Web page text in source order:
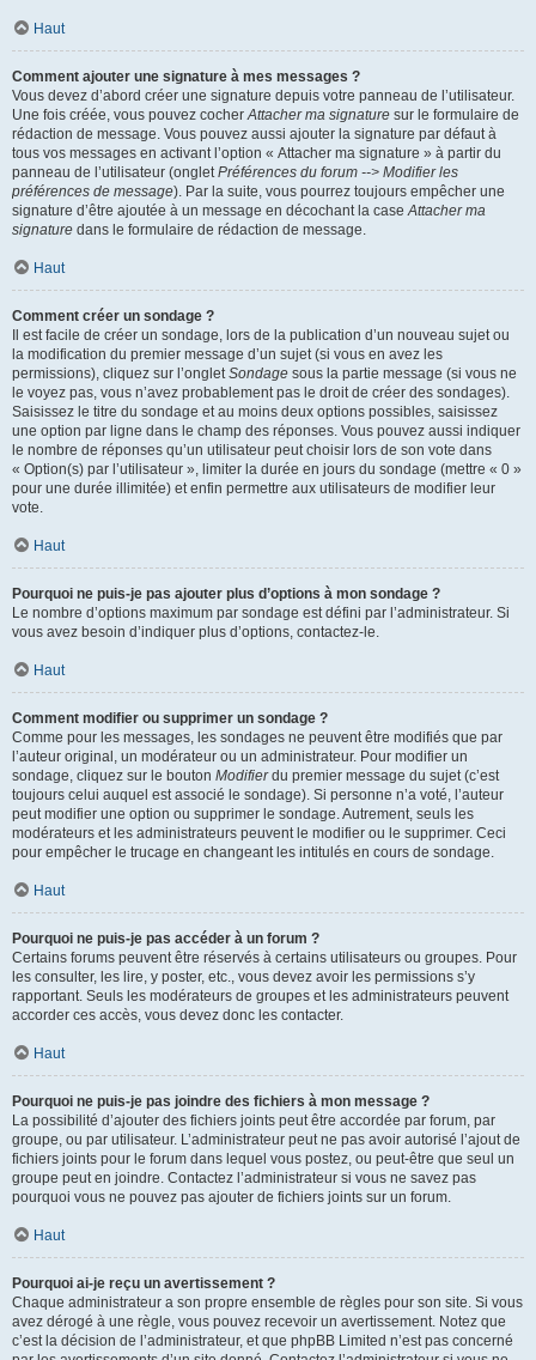
Haut
Comment ajouter une signature à mes messages ?
Vous devez d’abord créer une signature depuis votre panneau de l’utilisateur.
Une fois créée, vous pouvez cocherAttacher ma signature sur le formulaire de
rédaction de message. Vous pouvez aussi ajouter la signature par défaut à
tous vos messages en activant l’option « Attacher ma signature » à partir du
panneau de l’utilisateur (ongletPréférences du forum --> Modifier les
préférences de message). Par la suite, vous pourrez toujours empêcher une
signature d’être ajoutée à un message en décochant la caseAttacher ma
signature dans le formulaire de rédaction de message.
Haut
Comment créer un sondage ?
Il est facile de créer un sondage, lors de la publication d’un nouveau sujet ou
la modification du premier message d’un sujet (si vous en avez les
permissions), cliquez sur l’ongletSondage sous la partie message (si vous ne
le voyez pas, vous n’avez probablement pas le droit de créer des sondages).
Saisissez le titre du sondage et au moins deux options possibles, saisissez
une option par ligne dans le champ des réponses. Vous pouvez aussi indiquer
le nombre de réponses qu’un utilisateur peut choisir lors de son vote dans
« Option(s) par l’utilisateur », limiter la durée en jours du sondage (mettre « 0 »
pour une durée illimitée) et enfin permettre aux utilisateurs de modifier leur
vote.
Haut
Pourquoi ne puis-je pas ajouter plus d’options à mon sondage ?
Le nombre d’options maximum par sondage est défini par l’administrateur. Si
vous avez besoin d’indiquer plus d’options, contactez-le.
Haut
Comment modifier ou supprimer un sondage ?
Comme pour les messages, les sondages ne peuvent être modifiés que par
l’auteur original, un modérateur ou un administrateur. Pour modifier un
sondage, cliquez sur le bouton Modifierdu premier message du sujet (c’est
toujours celui auquel est associé le sondage). Si personne n’a voté, l’auteur
peut modifier une option ou supprimer le sondage. Autrement, seuls les
modérateurs et les administrateurs peuvent le modifier ou le supprimer. Ceci
pour empêcher le trucage en changeant les intitulés en cours de sondage.
Haut
Pourquoi ne puis-je pas accéder à un forum ?
Certains forums peuvent être réservés à certains utilisateurs ou groupes. Pour
les consulter, les lire, y poster, etc., vous devez avoir les permissions s’y
rapportant. Seuls les modérateurs de groupes et les administrateurs peuvent
accorder ces accès, vous devez donc les contacter.
Haut
Pourquoi ne puis-je pas joindre des fichiers à mon message ?
La possibilité d’ajouter des fichiers joints peut être accordée par forum, par
groupe, ou par utilisateur. L’administrateur peut ne pas avoir autorisé l’ajout de
fichiers joints pour le forum dans lequel vous postez, ou peut-être que seul un
groupe peut en joindre. Contactez l’administrateur si vous ne savez pas
pourquoi vous ne pouvez pas ajouter de fichiers joints sur un forum.
Haut
Pourquoi ai-je reçu un avertissement ?
Chaque administrateur a son propre ensemble de règles pour son site. Si vous
avez dérogé à une règle, vous pouvez recevoir un avertissement. Notez que
c’est la décision de l’administrateur, et que phpBB Limited n’est pas concerné